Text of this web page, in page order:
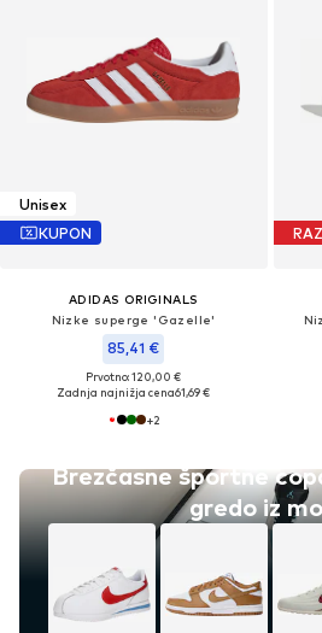
Unisex
KUPON
ADIDAS ORIGINALS
Nizke superge 'Gazelle'
85,41 €
Prvotno: 120,00 €
Zadnja najnižja cena61,69 €
+2
Brezčasne športne
gredo iz